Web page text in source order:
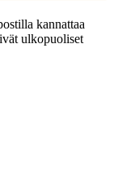
kannattaa
ulkopuoliset